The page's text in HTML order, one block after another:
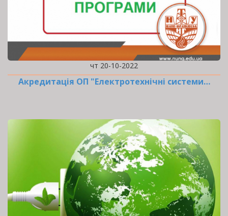
чт 20-10-2022
Акредитація ОП "Електротехнічні системи…